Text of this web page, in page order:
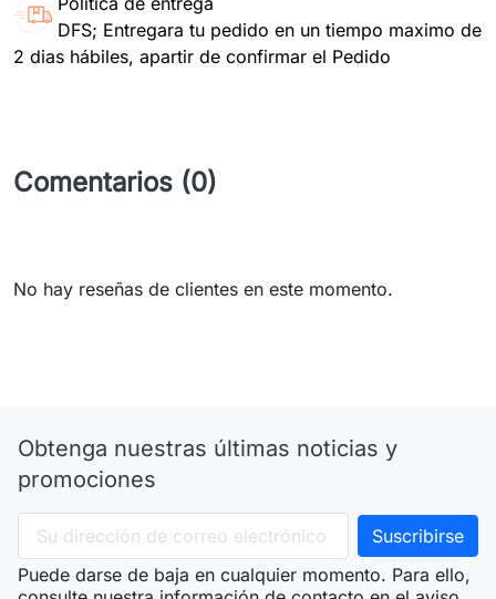
DFS; Entregara tu pedido en un tiempo maximo de
2 dias hábiles, apartir de confirmar el Pedido
Comentarios (0)
No hay reseñas de clientes en este momento.
Obtenga nuestras últimas noticias y
promociones
Puede darse de baja en cualquier momento. Para ello,